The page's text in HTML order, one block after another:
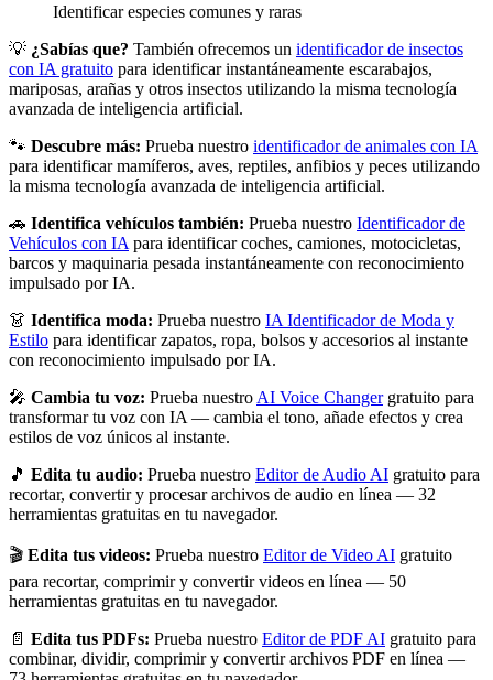
Identificar especies comunes y raras
💡 ¿Sabías que? También ofrecemos un identificador de insectos
con IA gratuito para identificar instantáneamente escarabajos,
mariposas, arañas y otros insectos utilizando la misma tecnología
avanzada de inteligencia artificial.
🐾 Descubre más: Prueba nuestro identificador de animales con IA
para identificar mamíferos, aves, reptiles, anfibios y peces utilizando
la misma tecnología avanzada de inteligencia artificial.
🚗 Identifica vehículos también: Prueba nuestro Identificador de
Vehículos con IA para identificar coches, camiones, motocicletas,
barcos y maquinaria pesada instantáneamente con reconocimiento
impulsado por IA.
👗 Identifica moda: Prueba nuestro IA Identificador de Moda y
Estilo para identificar zapatos, ropa, bolsos y accesorios al instante
con reconocimiento impulsado por IA.
🎤 Cambia tu voz: Prueba nuestro AI Voice Changer gratuito para
transformar tu voz con IA — cambia el tono, añade efectos y crea
estilos de voz únicos al instante.
🎵 Edita tu audio: Prueba nuestro Editor de Audio AI gratuito para
recortar, convertir y procesar archivos de audio en línea — 32
herramientas gratuitas en tu navegador.
🎬 Edita tus videos: Prueba nuestro Editor de Video AI gratuito
para recortar, comprimir y convertir videos en línea — 50
herramientas gratuitas en tu navegador.
📄 Edita tus PDFs: Prueba nuestro Editor de PDF AI gratuito para
combinar, dividir, comprimir y convertir archivos PDF en línea —